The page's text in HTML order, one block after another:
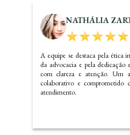
KALINE
Dr. Carlos realizou um ótimo
questões imobiliárias, com
escritório e precisando voltarei a
mesmo.